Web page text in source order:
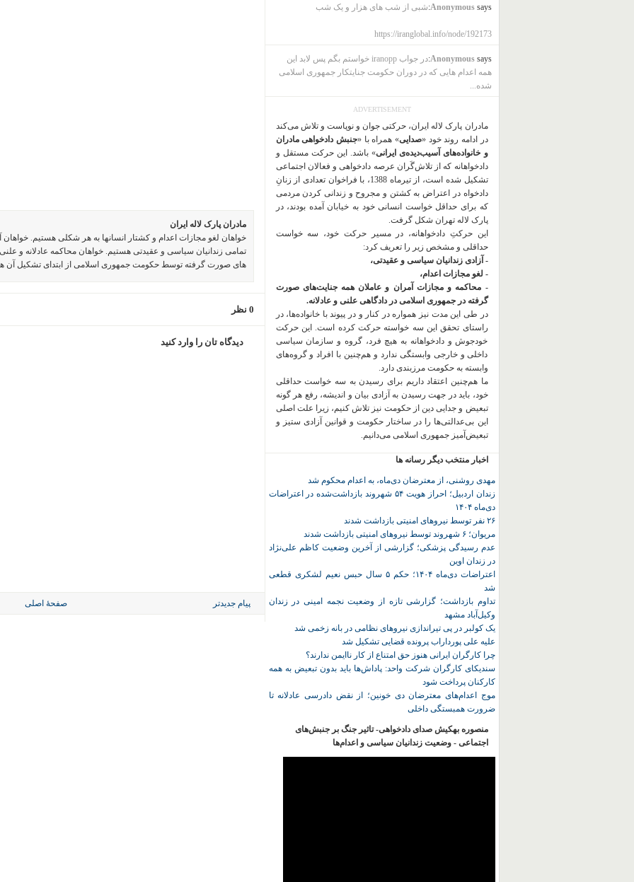
مادران پارک لاله ایران
خواهان لغو مجازات اعدام و کشتار انسانها به هر شکلی هستیم.
تمامی زندانیان سیاسی و عقیدتی هستیم. خواهان محاکمه عادلانه و
های صورت گرفته توسط حکومت جمهوری اسلامی از ابتدای تشکیل آن
0 نظر
دیدگاه تان را وارد کنید
پیام جدیدتر صفحهٔ اصلی
Anonymoussays: شبی از شب های هزار و یک شب
https://iranglobal.info/node/192173
Anonymoussays:
در جواب iranopp خواستم بگم پس لابد این
همه اعدام هایی که در دوران حکومت جنایتکار جمهوری اسلامی
شده...
ADVERTISEMENT
مادران پارک لاله ایران، حرکتی جوان و نوپاست و تلاش می‌کند
در ادامه روند خود «صدایی» همراه با «جنبش دادخواهی مادران
و خانواده‌های آسیب‌دیده‌ی ایرانی» باشد. این حرکت مستقل و
دادخواهانه که از تلاش‌گَران عرصه دادخواهی و فعالان اجتماعی
تشکیل شده است، از تیرماه 1388، با فراخوان تعدادی از زنانِ
دادخواه در اعتراض به کشتن و مجروح و زندانی کردن مردمی
که برای حداقل خواست انسانی خود به خیابان آمده بودند، در
پارک لاله تهران شکل گرفت.
این حرکتِ دادخواهانه، در مسیر حرکت خود، سه خواست
حداقلی و مشخص زیر را تعریف کرد:
- آزادی زندانیان سیاسی و عقیدتی،
- لغو مجازات اعدام،
- محاکمه و مجازات آمران و عاملان همه جنایت‌های صورت
گرفته در جمهوری اسلامی در دادگاهی علنی و عادلانه.
در طی این مدت نیز همواره در کنار و در پیوند با خانواده‌ها، در
راستای تحقق این سه خواسته حرکت کرده است. این حرکت
خودجوش و دادخواهانه به هیچ فرد، گروه و سازمان سیاسی
داخلی و خارجی وابستگی ندارد و هم‌چنین با افراد و گروه‌های
وابسته به حکومت مرزبندی دارد.
ما هم‌چنین اعتقاد داریم برای رسیدن به سه خواست حداقلی
خود، باید در جهت رسیدن به آزادی بیان و اندیشه، رفع هر گونه
تبعیض و جدایی دین از حکومت نیز تلاش کنیم، زیرا علت اصلی
این بی‌عدالتی‌ها را در ساختار حکومت و قوانین آزادی ستیز و
تبعیض‌آمیز جمهوری اسلامی می‌دانیم.
اخبار منتخب دیگر رسانه ها
مهدی روشنی، از معترضان دی‌ماه، به اعدام محکوم شد
زندان اردبیل؛ احراز هویت ۵۴ شهروند بازداشت‌شده در اعتراضات
دی‌ماه ۱۴۰۴
۲۶ نفر توسط نیروهای امنیتی بازداشت شدند
مریوان؛ ۶ شهروند توسط نیروهای امنیتی بازداشت شدند
عدم رسیدگی پزشکی؛ گزارشی از آخرین وضعیت کاظم علی‌نژاد
در زندان اوین
اعتراضات دی‌ماه ۱۴۰۴؛ حکم ۵ سال حبس نعیم لشکری قطعی
شد
تداوم بازداشت؛ گزارشی تازه از وضعیت نجمه امینی در زندان
وکیل‌آباد مشهد
یک کولبر در پی تیراندازی نیروهای نظامی در بانه زخمی شد
علیه علی پورداراب پرونده قضایی تشکیل شد
چرا کارگران ایرانی هنوز حق امتناع از کار ناایمن ندارند؟
سندیکای کارگران شرکت واحد: پاداش‌ها باید بدون تبعیض به همه
کارکنان پرداخت شود
موج اعدام‌های معترضان دی‌ خونین؛ از نقض دادرسی عادلانه تا
ضرورت همبستگی داخلی
منصوره بهکیش صدای دادخواهی- تاثیر جنگ بر جنبش‌های
اجتماعی - وضعیت زندانیان سیاسی و اعدام‌ها